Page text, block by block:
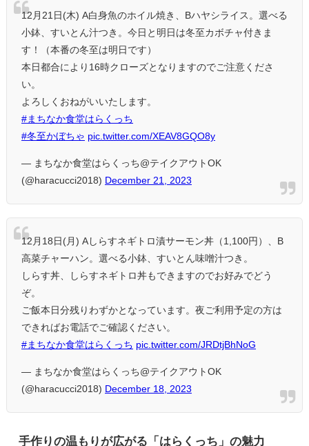
12月21日(木) A白身魚のホイル焼き、Bハヤシライス。選べる
小鉢、すいとん汁つき。今日と明日は冬至カボチャ付きま
す！（本番の冬至は明日です）
本日都合により16時クローズとなりますのでご注意くださ
い。
よろしくおねがいいたします。
#まちなか食堂はらくっち
#冬至かぼちゃ pic.twitter.com/XEAV8GQO8y
— まちなか食堂はらくっち@テイクアウトOK
(@haracucci2018) December 21, 2023
12月18日(月) Aしらすネギトロ漬サーモン丼（1,100円）、B
高菜チャーハン。選べる小鉢、すいとん味噌汁つき。
しらす丼、しらすネギトロ丼もできますのでお好みでどう
ぞ。
ご飯本日分残りわずかとなっています。夜ご利用予定の方は
できればお電話でご確認ください。
#まちなか食堂はらくっち pic.twitter.com/JRDtjBhNoG
— まちなか食堂はらくっち@テイクアウトOK
(@haracucci2018) December 18, 2023
手作りの温もりが広がる「はらくっち」の魅力